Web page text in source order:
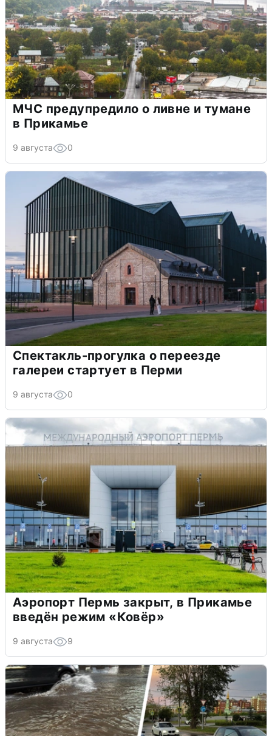
МЧС предупредило о ливне и тумане
в Прикамье
9 августа 0
Спектакль-прогулка о переезде
галереи стартует в Перми
9 августа 0
Аэропорт Пермь закрыт, в Прикамье
введён режим «Ковёр»
9 августа 9